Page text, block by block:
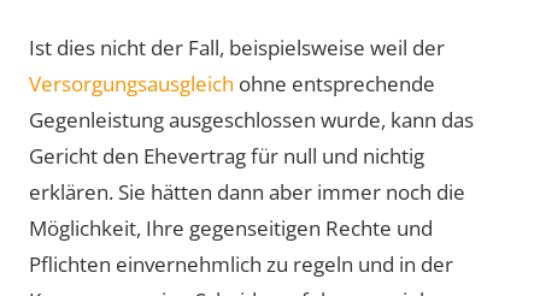
Ist dies nicht der Fall, beispielsweise weil der
Versorgungsausgleich ohne entsprechende
Gegenleistung ausgeschlossen wurde, kann das
Gericht den Ehevertrag für null und nichtig
erklären. Sie hätten dann aber immer noch die
Möglichkeit, Ihre gegenseitigen Rechte und
Pflichten einvernehmlich zu regeln und in der